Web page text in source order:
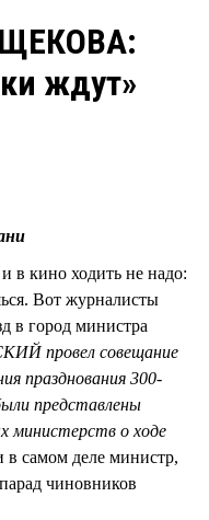
Рейтинги
Блогиждут»
кино ходить не надо:
Вот журналисты
в город министра
провел совещание
празднования 300-
представлены
министерств о ходе
в самом деле министр,
чиновников